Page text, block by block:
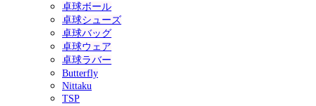
卓球ボール
卓球シューズ
卓球バッグ
卓球ウェア
卓球ラバー
Butterfly
Nittaku
TSP